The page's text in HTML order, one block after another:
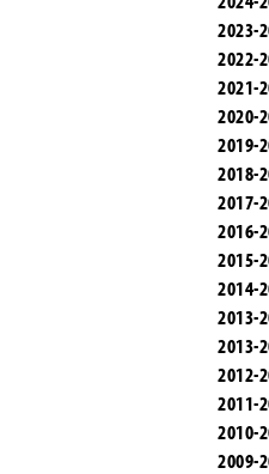
2023-
2022-
2021-
2020-
2019-
2018-
2017-
2016-
2015-
2014-
2013-
2013-
2012-
2011-
2010-
2009-